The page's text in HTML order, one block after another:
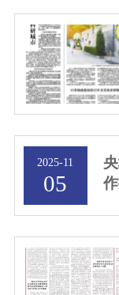
2025-11
05